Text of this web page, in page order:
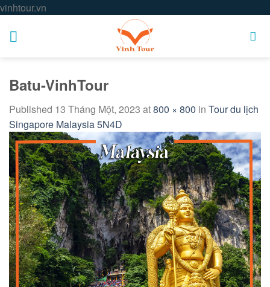
vinhtour.vn
Batu-VinhTour
Published 13 Tháng Một, 2023 at800 × 800 in Tour du lịch
Singapore Malaysia 5N4D